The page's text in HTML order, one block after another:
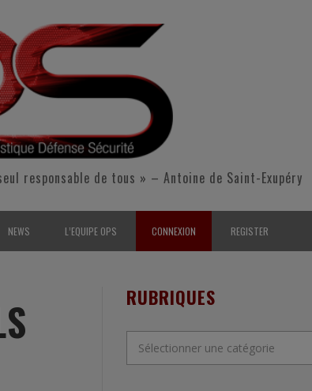
responsable de tous » – Antoine de Saint-Exupéry
NEWS
2011
L’EQUIPE OPS
POUR NOUS CONTACTER
CONNEXION REGISTER
RUBRIQUES